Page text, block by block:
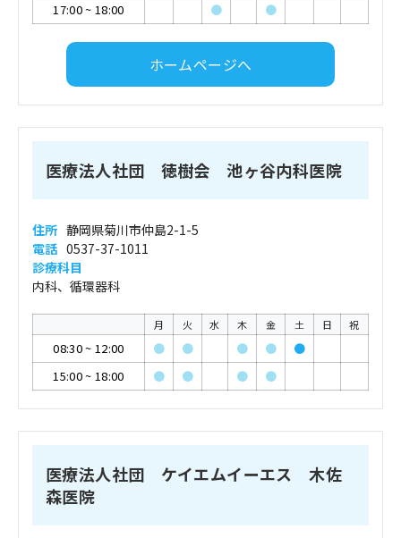
17:00~ 18:00 ● ●
ホームページへ
医療法人社団 徳樹会 池ヶ谷内科医院
住所 静岡県菊川市仲島2-1-5
電話 0537-37-1011
診療科目
内科、循環器科
月 火 水 木 金 土 日 祝
08:30~ 12:00 ● ● ● ●
●
15:00~ 18:00 ● ● ● ●
医療法人社団 ケイエムイーエス 木佐
森医院